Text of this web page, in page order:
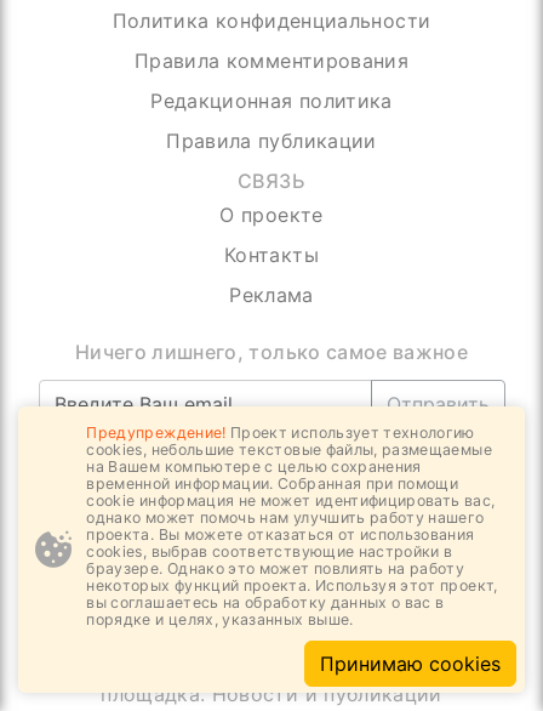
Политика конфиденциальности
Правила комментирования
Редакционная политика
Правила публикации
СВЯЗЬ
О проекте
Контакты
Реклама
Ничего лишнего, только самое важное
Отправить
Обратная связь
Цифровое интернет издание За-Строй.РФ |
Дискуссионно - информационная, отраслевая
площадка. Новости и публикации
Предупреждение! Проект использует технологию
cookies, небольшие текстовые файлы, размещаемые
на Вашем компьютере с целью сохранения
временной информации. Собранная при помощи
cookie информация не может идентифицировать вас,
однако может помочь нам улучшить работу нашего
проекта. Вы можете отказаться от использования
cookies, выбрав соответствующие настройки в
браузере. Однако это может повлиять на работу
некоторых функций проекта. Используя этот проект,
вы соглашаетесь на обработку данных о вас в
порядке и целях, указанных выше.
Принимаю cookies